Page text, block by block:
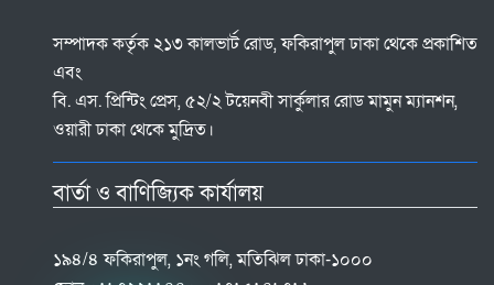
সম্পাদক কর্তৃক ২১৩ কালভার্ট রোড, ফকিরাপুল ঢাকা থেকে প্রকাশিত
এবং
বি. এস. প্রিন্টিং প্রেস, ৫২/২ টয়েনবী সার্কুলার রোড মামুন ম্যানশন,
ওয়ারী ঢাকা থেকে মুদ্রিত।
বার্তা ও বাণিজ্যিক কার্যালয়
১৯৪/৪ ফকিরাপুল, ১নং গলি, মতিঝিল ঢাকা-১০০০